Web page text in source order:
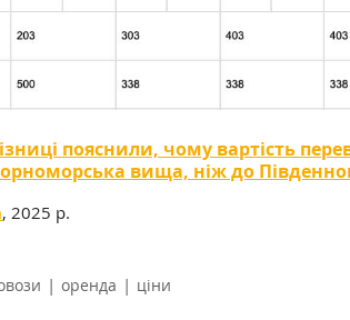
пояснили, чому вартість
вища, ніж до
, 2025 р.
| оренда | ціни